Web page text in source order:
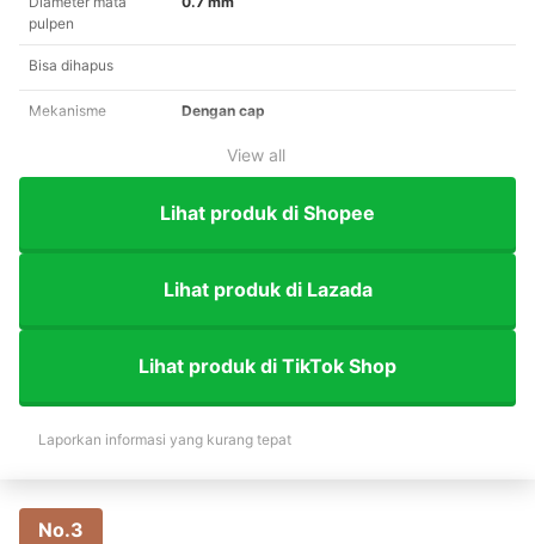
pulpen
Bisa dihapus
Mekanisme Dengan cap
View all
Lihat produk di Shopee
Lihat produk di Lazada
Lihat produk di TikTok Shop
Laporkan informasi yang kurang tepat
No.3